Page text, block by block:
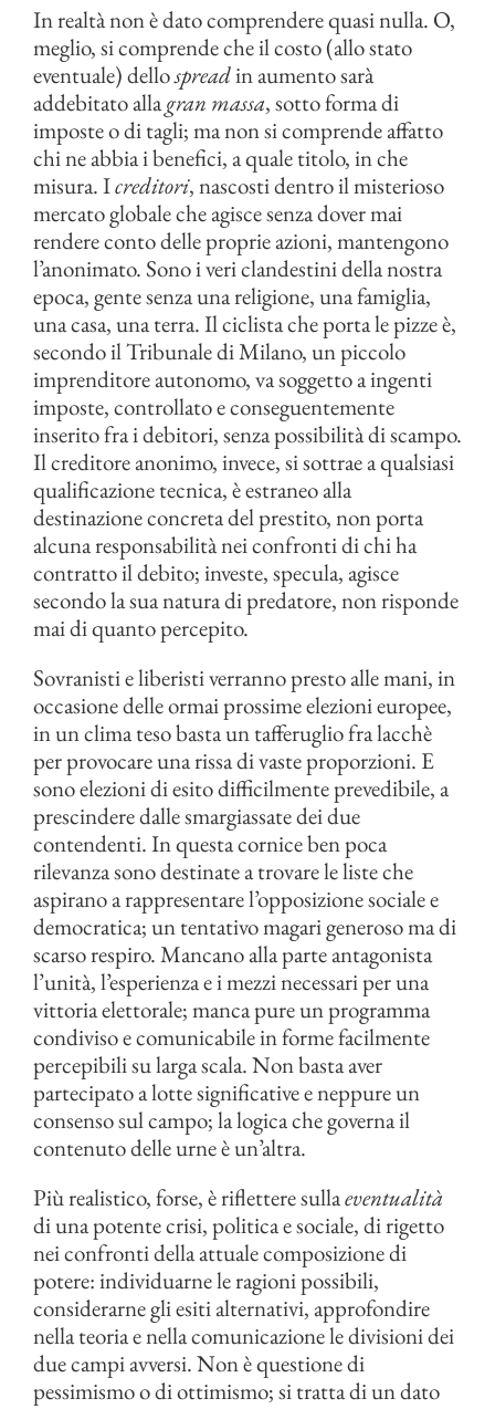
In realtà non è dato comprendere quasi nulla. O,
meglio, si comprende che il costo (allo stato
eventuale) dellospreadin aumento sarà
addebitato allagran massa, sotto forma di
imposte o di tagli; ma non si comprende affatto
chi ne abbia i benefici, a quale titolo, in che
misura. Icreditori, nascosti dentro il misterioso
mercato globale che agisce senza dover mai
rendere conto delle proprie azioni, mantengono
l’anonimato. Sono i veri clandestini della nostra
epoca, gente senza una religione, una famiglia,
una casa, una terra. Il ciclista che porta le pizze è,
secondo il Tribunale di Milano, un piccolo
imprenditore autonomo, va soggetto a ingenti
imposte, controllato e conseguentemente
inserito fra i debitori, senza possibilità di scampo.
Il creditore anonimo, invece, si sottrae a qualsiasi
qualificazione tecnica, è estraneo alla
destinazione concreta del prestito, non porta
alcuna responsabilità nei confronti di chi ha
contratto il debito; investe, specula, agisce
secondo la sua natura di predatore, non risponde
mai di quanto percepito.
Sovranisti e liberisti verranno presto alle mani, in
occasione delle ormai prossime elezioni europee,
in un clima teso basta un tafferuglio fra lacchè
per provocare una rissa di vaste proporzioni. E
sono elezioni di esito difficilmente prevedibile, a
prescindere dalle smargiassate dei due
contendenti. In questa cornice ben poca
rilevanza sono destinate a trovare le liste che
aspirano a rappresentare l’opposizione sociale e
democratica; un tentativo magari generoso ma di
scarso respiro. Mancano alla parte antagonista
l’unità, l’esperienza e i mezzi necessari per una
vittoria elettorale; manca pure un programma
condiviso e comunicabile in forme facilmente
percepibili su larga scala. Non basta aver
partecipato a lotte significative e neppure un
consenso sul campo; la logica che governa il
contenuto delle urne è un’altra.
Più realistico, forse, è riflettere sullaeventualità
di una potente crisi, politica e sociale, di rigetto
nei confronti della attuale composizione di
potere: individuarne le ragioni possibili,
considerarne gli esiti alternativi, approfondire
nella teoria e nella comunicazione le divisioni dei
due campi avversi. Non è questione di
pessimismo o di ottimismo; si tratta di un dato